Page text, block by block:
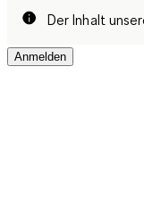
Der Inhalt
Anmelden